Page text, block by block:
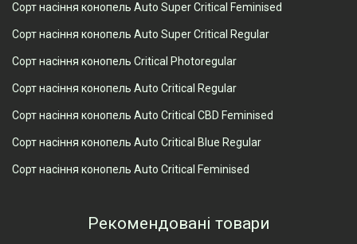
Сорт насіння конопель Auto Super Critical Feminised
Сорт насіння конопель Auto Super Critical Regular
Сорт насіння конопель Critical Photoregular
Сорт насіння конопель Auto Critical Regular
Сорт насіння конопель Auto Critical CBD Feminised
Сорт насіння конопель Auto Critical Blue Regular
Сорт насіння конопель Auto Critical Feminised
Рекомендовані товари